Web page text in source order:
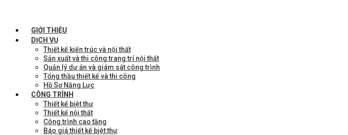
GIỚI THIỆU
DỊCH VỤ
Thiết kế kiến trúc và nội thất
Sản xuất và thi công trang trí nội thất
Quản lý dự án và giám sát công trình
Tổng thầu thiết kế và thi công
Hồ Sơ Năng Lực
CÔNG TRÌNH
Thiết kế biệt thự
Thiết kế nội thất
Công trình cao tầng
Báo giá thiết kế biệt thự